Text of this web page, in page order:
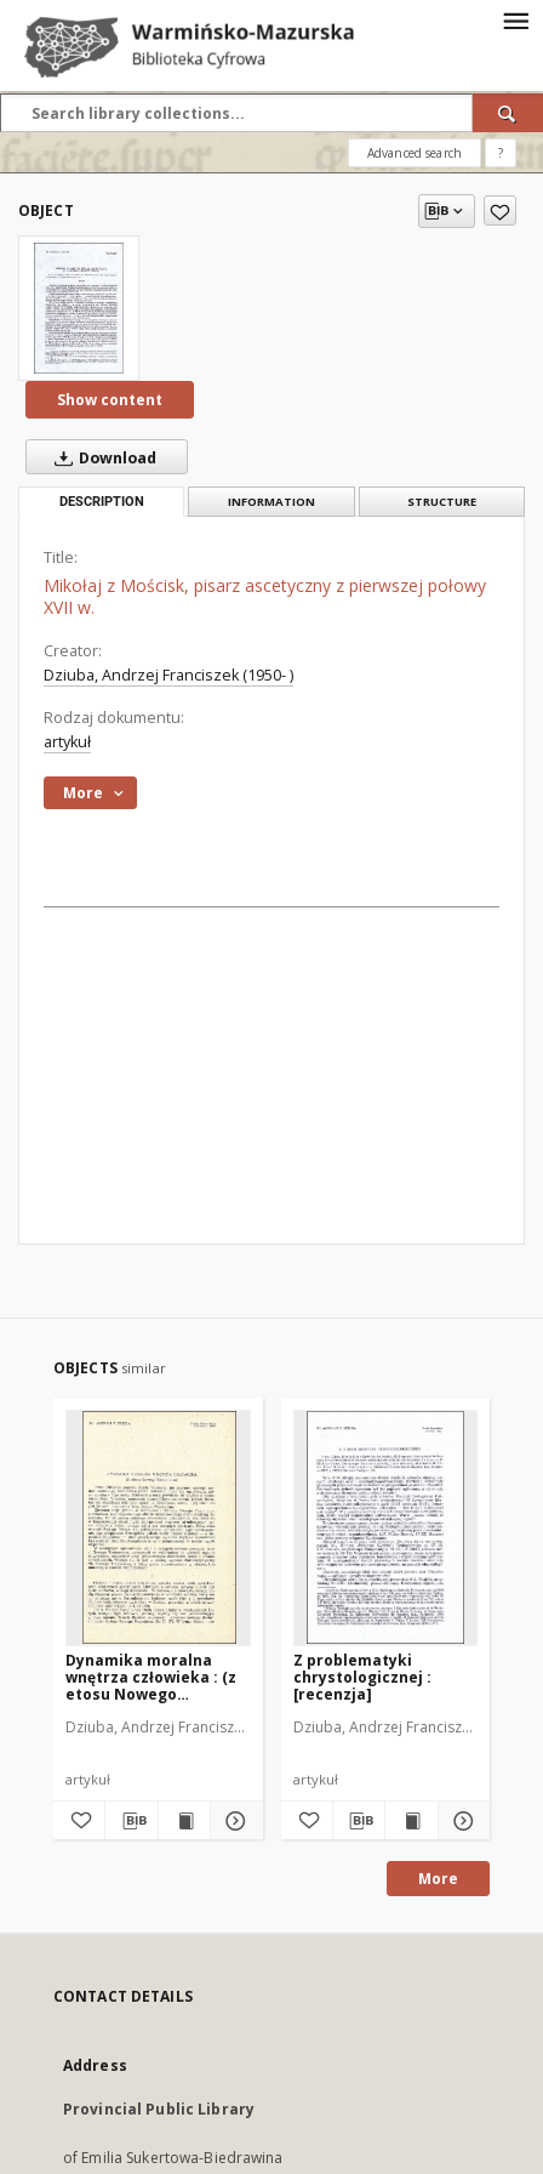
Advanced search ?
OBJECT
Show content
Download
DESCRIPTION INFORMATION STRUCTURE
Title:
Mikołaj z Mościsk, pisarz ascetyczny z pierwszej połowy
XVII w.
Creator:
Dziuba, Andrzej Franciszek (1950- )
Rodzaj dokumentu:
artykuł
More
OBJECTS similar
Dynamika moralna
wnętrza człowieka : (z
etosu Nowego
Dziuba, Andrzej Franciszek (1950- )
artykuł
Z problematyki
chrystologicznej :
[recenzja]
Dziuba, Andrzej Franciszek (1950- )
artykuł
More
CONTACT DETAILS
Address
Provincial Public Library
of Emilia Sukertowa-Biedrawina